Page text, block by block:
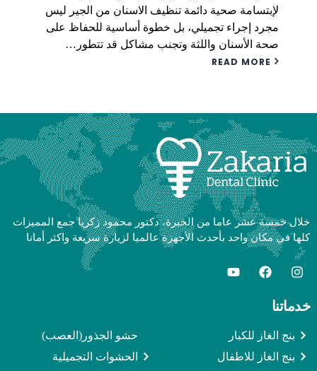
لإبتسامة صحية دائمة تنظيف الاسنان من الجير ليس
مجرد إجراء تجميلي، بل خطوة أساسية للحفاظ على
صحة الأسنان واللثة وتجنب مشاكل قد تتطور…
READ MORE
خلال خمسة عشر عاما من الخبرة، دكتور محمود زكريا جمع المميزات
كلها في مكان واحد بأحدث الأجهزة عالميا لزيارة سريعة واكثر أمانا
خدماتنا
بنج الغاز للكبار
بنج الغاز للاطفال
حشو الجذور(العصب)
الحشوات التجميلية